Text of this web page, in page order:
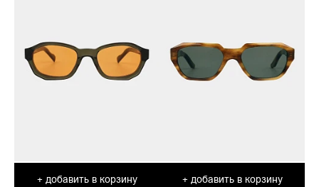
+ добавить в корзину + добавить в корзину